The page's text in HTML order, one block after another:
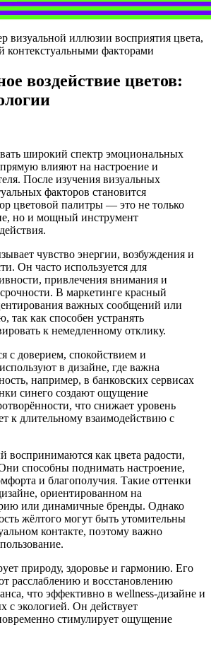
иллюзии восприятия цвета,
контекстуальными факторами
воздействие цветов:
широкий спектр эмоциональных
влияют на настроение и
После изучения визуальных
факторов становится
цветовой палитры — это не только
но и мощный инструмент
чувство энергии, возбуждения и
Он часто используется для
привлечения внимания и
В маркетинге красный
важных сообщений или
так как способен устранять
к немедленному отклику.
с доверием, спокойствием и
в дизайне, где важна
например, в банковских сервисах
синего создают ощущение
что снижает уровень
к длительному взаимодействию с
как цвета радости,
способны поднимать настроение,
и благополучия. Такие оттенки
ориентированном на
или динамичные бренды. Однако
жёлтого могут быть утомительны
контакте, поэтому важно
природу, здоровье и гармонию. Его
расслаблению и восстановлению
что эффективно в wellness-дизайне и
с экологией. Он действует
стимулирует ощущение